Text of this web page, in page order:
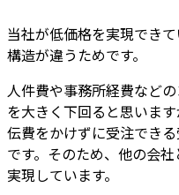
当社が低価格を実現でき
構造が違うためです。
人件費や事務所経費など
を大きく下回ると思いま
伝費をかけずに受注でき
です。そのため、他の会
実現しています。